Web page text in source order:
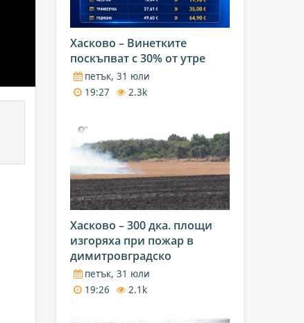
Хасково – Винетките
поскъпват с 30% от утре
петък, 31 юли
19:27
2.3k
Хасково – 300 дка. площи
изгоряха при пожар в
димитровградско
петък, 31 юли
19:26
2.1k